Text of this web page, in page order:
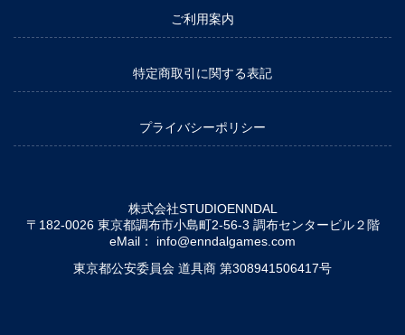
ご利用案内
特定商取引に関する表記
プライバシーポリシー
株式会社STUDIOENNDAL
〒182-0026 東京都調布市小島町2-56-3 調布センタービル２階
eMail： info@enndalgames.com
東京都公安委員会 道具商 第308941506417号